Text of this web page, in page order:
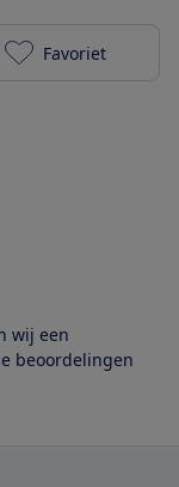
Xiaomi
Favoriet
wij een
beoordelingen